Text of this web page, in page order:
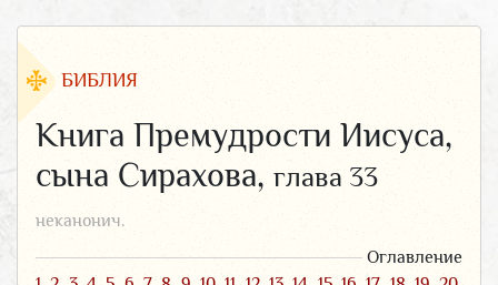
БИБЛИЯ
Книга Премудрости Иисуса,
сына Сирахова, глава 33
неканонич.
Оглавление